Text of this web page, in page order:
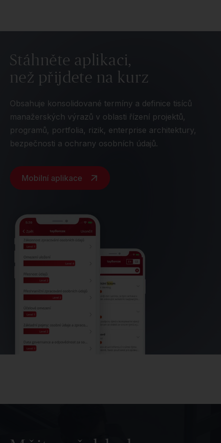
Stáhněte aplikaci,
než přijdete na kurz
Obsahuje konsolidované termíny a definice tisíců
manažerských výrazů v oblasti řízení projektů,
programů, portfolia, rizik, enterprise architektury,
bezpečnosti a ochrany osobních údajů.
Mobilní aplikace